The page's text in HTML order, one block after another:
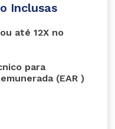
Inclusas
até 12X no
para
(EAR )